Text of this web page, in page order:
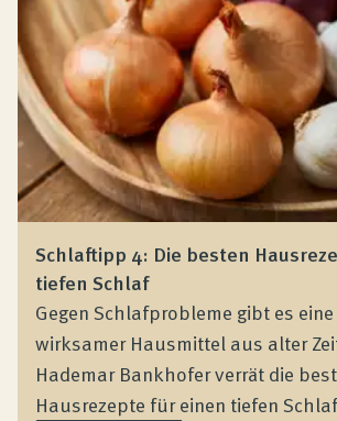
Schlaftipp 4: Die besten
tiefen Schlaf
Gegen Schlafprobleme gibt es
wirksamer Hausmittel aus alter
Hademar Bankhofer verrät die
Hausrezepte für einen tiefen